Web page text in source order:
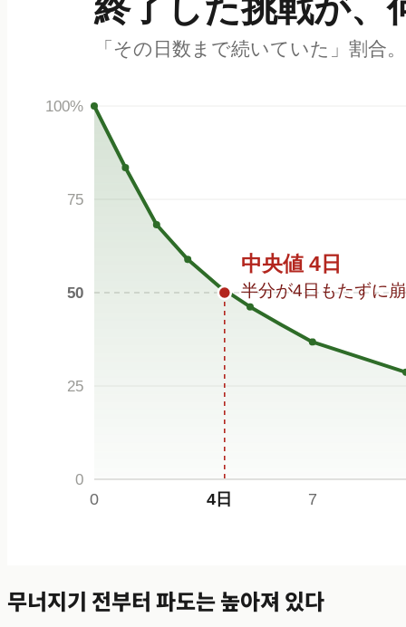
무너지기 전부터 파도는 높아져 있다